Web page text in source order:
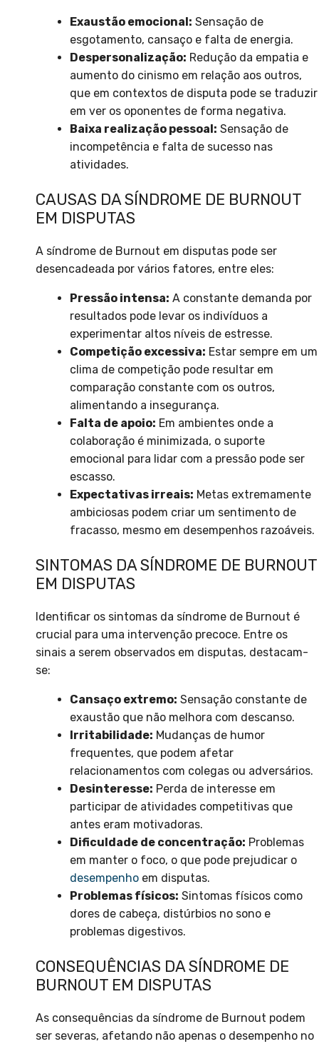
Exaustão emocional: Sensação de
esgotamento, cansaço e falta de energia.
Despersonalização: Redução da empatia e
aumento do cinismo em relação aos outros,
que em contextos de disputa pode se traduzir
em ver os oponentes de forma negativa.
Baixa realização pessoal: Sensação de
incompetência e falta de sucesso nas
atividades.
CAUSAS DA SÍNDROME DE BURNOUT
EM DISPUTAS
A síndrome de Burnout em disputas pode ser
desencadeada por vários fatores, entre eles:
Pressão intensa: A constante demanda por
resultados pode levar os indivíduos a
experimentar altos níveis de estresse.
Competição excessiva: Estar sempre em um
clima de competição pode resultar em
comparação constante com os outros,
alimentando a insegurança.
Falta de apoio: Em ambientes onde a
colaboração é minimizada, o suporte
emocional para lidar com a pressão pode ser
escasso.
Expectativas irreais: Metas extremamente
ambiciosas podem criar um sentimento de
fracasso, mesmo em desempenhos razoáveis.
SINTOMAS DA SÍNDROME DE BURNOUT
EM DISPUTAS
Identificar os sintomas da síndrome de Burnout é
crucial para uma intervenção precoce. Entre os
sinais a serem observados em disputas, destacam-
se:
Cansaço extremo: Sensação constante de
exaustão que não melhora com descanso.
Irritabilidade: Mudanças de humor
frequentes, que podem afetar
relacionamentos com colegas ou adversários.
Desinteresse: Perda de interesse em
participar de atividades competitivas que
antes eram motivadoras.
Dificuldade de concentração: Problemas
em manter o foco, o que pode prejudicar o
desempenho em disputas.
Problemas físicos: Sintomas físicos como
dores de cabeça, distúrbios no sono e
problemas digestivos.
CONSEQUÊNCIAS DA SÍNDROME DE
BURNOUT EM DISPUTAS
As consequências da síndrome de Burnout podem
ser severas, afetando não apenas o desempenho no